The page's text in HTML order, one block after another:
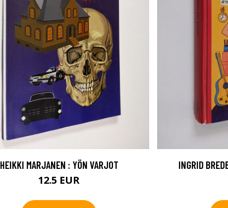
HEIKKI MARJANEN : YÖN VARJOT
12.5 EUR
INGRID